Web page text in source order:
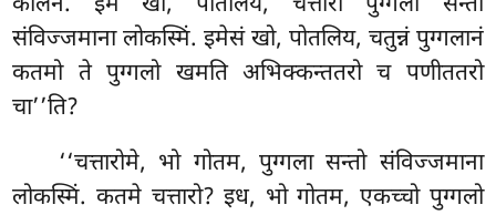
संविज्जमाना लोकस्मिं. इमेसं खो, पोतलिय, चतुन्नं पुग्गलानं
कतमो ते पुग्गलो खमति अभिक्कन्ततरो च पणीततरो
चा’’ति?
‘‘चत्तारोमे, भो गोतम, पुग्गलासन्तो संविज्जमाना
लोकस्मिं. कतमे चत्तारो? इध, भो गोतम, एकच्चो पुग्गलो